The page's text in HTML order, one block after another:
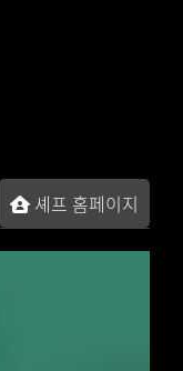
셰프 홈페이지